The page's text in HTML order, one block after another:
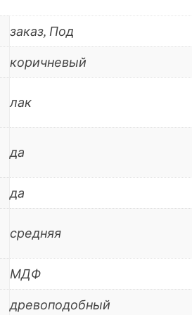
заказ, Под
коричневый
лак
да
да
средняя
МДФ
древоподобный